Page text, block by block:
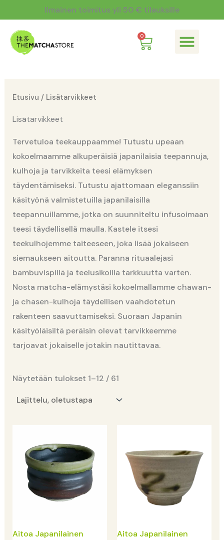
sisältöön
Ilmainen toimitus yli 50 € tilauksille
0
Cart
Etusivu / Lisätarvikkeet
Lisätarvikkeet
Tervetuloa teekauppaamme! Tutustu upeaan
kokoelmaamme alkuperäisiä japanilaisia teepannuja,
kulhoja ja tarvikkeita teesi elämyksen
täydentämiseksi. Tutustu ajattomaan eleganssiin
käsityönä valmistetuilla japanilaisilla
teepannuillamme, jotka on suunniteltu infusoimaan
teesi täydellisellä maulla. Kastele itsesi
teekulhojemme taiteeseen, joka lisää jokaiseen
siemaukseen aitoutta. Paranna rituaalejasi
bambuvispillä ja teelusikoilla tarkkuutta varten.
Nosta matcha-elämystäsi kokoelmallamme chawan-
ja chasen-kulhoja täydellisen vaahdotetun
rakenteen saavuttamiseksi. Suoraan Japanin
käsityöläisiltä peräisin olevat tarvikkeemme
tarjoavat jokaiselle jotakin nautittavaa.
Näytetään tulokset 1–12 / 61
Aitoa Japanilainen
Aitoa Japanilainen